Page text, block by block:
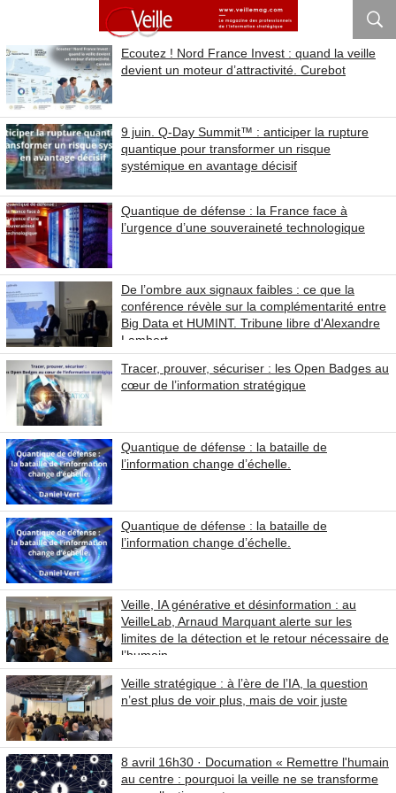
Ecoutez ! Nord France Invest : quand la veille
devient un moteur d’attractivité. Curebot
9 juin. Q-Day Summit™ : anticiper la rupture
quantique pour transformer un risque
systémique en avantage décisif
Quantique de défense : la France face à
l’urgence d’une souveraineté technologique
De l’ombre aux signaux faibles : ce que la
conférence révèle sur la complémentarité entre
Big Data et HUMINT. Tribune libre d'Alexandre
Lambert
Tracer, prouver, sécuriser : les Open Badges au
cœur de l’information stratégique
Quantique de défense : la bataille de
l’information change d’échelle.
Quantique de défense : la bataille de
l’information change d’échelle.
Veille, IA générative et désinformation : au
VeilleLab, Arnaud Marquant alerte sur les
limites de la détection et le retour nécessaire de
l’humain
Veille stratégique : à l’ère de l’IA, la question
n’est plus de voir plus, mais de voir juste
8 avril 16h30 · Documation « Remettre l'humain
au centre : pourquoi la veille ne se transforme